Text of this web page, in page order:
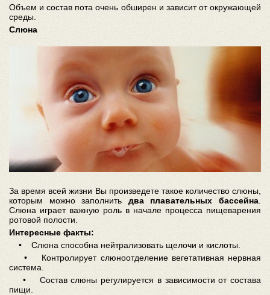
Объем и состав пота очень обширен и зависит от окружающей
среды.
Слюна
За время всей жизни Вы произведете такое количество слюны,
которым можно заполнить два плавательных бассейна
Слюна играет важную роль в начале процесса пищеварения
ротовой полости.
Интересные факты:
• Слюна способна нейтрализовать щелочи и кислоты.
• Контролирует слюноотделение вегетативная нервная
система.
• Состав слюны регулируется в зависимости от состава
пищи.